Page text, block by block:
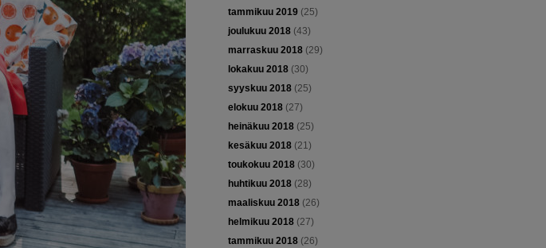
tammikuu 2019(25)
joulukuu 2018(43)
marraskuu 2018(29)
lokakuu 2018(30)
syyskuu 2018(25)
elokuu 2018(27)
heinäkuu 2018(25)
kesäkuu 2018(21)
toukokuu 2018(30)
huhtikuu 2018(28)
maaliskuu 2018(26)
helmikuu 2018(27)
tammikuu 2018(26)